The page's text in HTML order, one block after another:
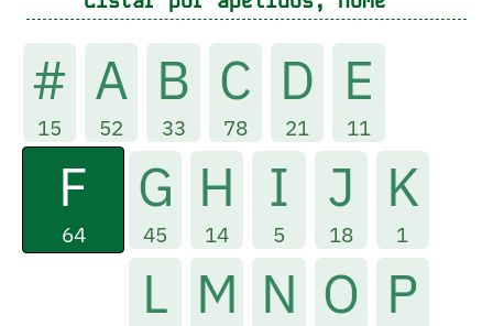
#
15
A
52
B
33
C
78
D
21
E
11
F
64
G
45
H
14
I
5
J
18
K
1
L M N O P